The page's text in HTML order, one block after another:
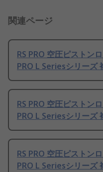
関連ページ
RS PRO 空圧ピストン
PRO L Seriesシリーズ
RS PRO 空圧ピストン
PRO L Seriesシリーズ
RS PRO 空圧ピストン
PRO L Seriesシリーズ